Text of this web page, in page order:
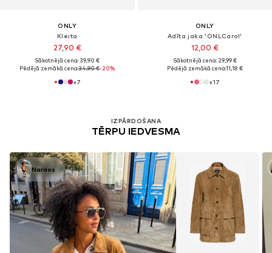
ONLY
Kleita
27,90 €
Sākotnējā cena: 39,90 €
Pēdējā zemākā cena:34,90 €-20%
+7
ONLY
Adīta jaka 'ONLCarol'
12,00 €
Sākotnējā cena: 29,99 €
Pēdējā zemākā cena:11,18 €
+17
IZPĀRDOŠANA
TĒRPU IEDVESMA
Nardos